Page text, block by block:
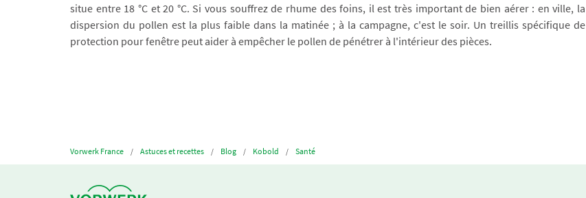
situe entre 18 °C et 20 °C. Si vous souffrez de rhume des foins, il est très important de bien aérer : en ville, la
dispersion du pollen est la plus faible dans la matinée ; à la campagne, c'est le soir. Un treillis spécifique de
protection pour fenêtre peut aider à empêcher le pollen de pénétrer à l'intérieur des pièces.
Vorwerk France Astuces et recettes Blog Kobold Santé